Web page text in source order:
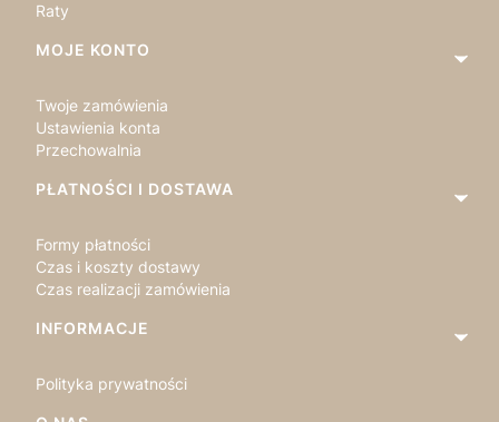
Raty
MOJE KONTO
Twoje zamówienia
Ustawienia konta
Przechowalnia
PŁATNOŚCI I DOSTAWA
Formy płatności
Czas i koszty dostawy
Czas realizacji zamówienia
INFORMACJE
Polityka prywatności